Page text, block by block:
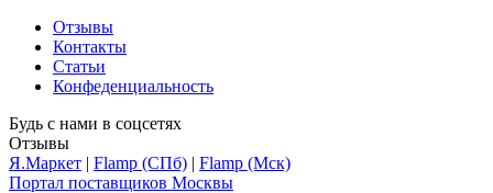
Отзывы
Контакты
Статьи
Конфеденциальность
Будь с нами в соцсетях
Отзывы
Я.Маркет | Flamp (СПб) | Flamp (Мск)
Портал поставщиков Москвы